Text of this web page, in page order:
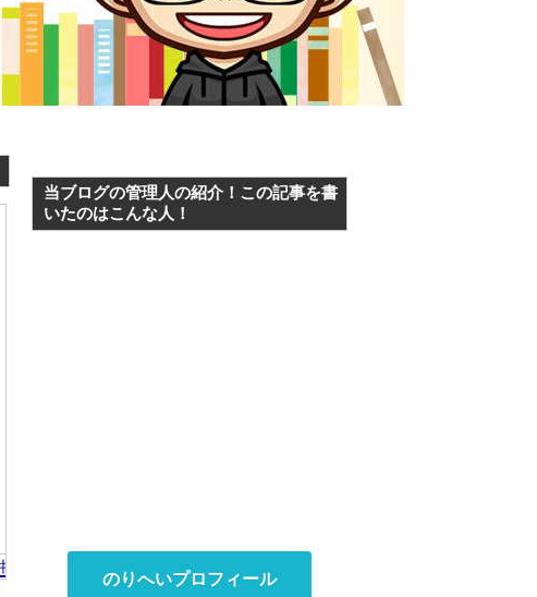
狙い サラリーマン
当ブログの管理人の紹介！この記事を書
いたのはこんな人！
のりへいプロフィール